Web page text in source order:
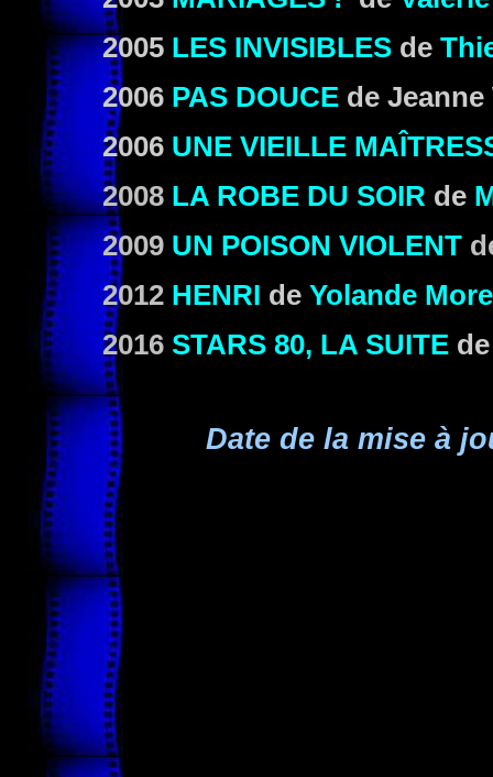
2005 LES INVISIBLES de
2006 PAS DOUCE de Jeanne
2006 UNE VIEILLE
2008 LA ROBE DU SOIR de
2009 UN POISON VIOLENT
2012 HENRI de Yolande
2016 STARS 80, LA SUITE
Date de la mise à